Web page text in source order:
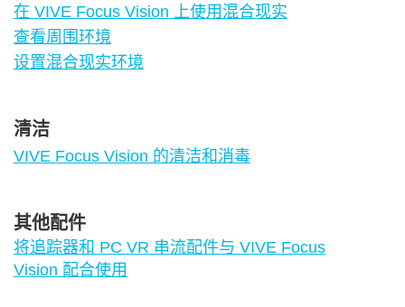
在 VIVE Focus Vision 上使用混合现实
查看周围环境
设置混合现实环境
清洁
VIVE Focus Vision 的清洁和消毒
其他配件
将追踪器和 PC VR 串流配件与 VIVE Focus
Vision 配合使用